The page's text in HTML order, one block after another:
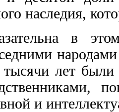
наследия,
в
лет
и